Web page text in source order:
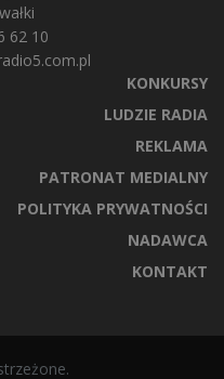
62 10
KONKURSY
LUDZIE RADIA
REKLAMA
PATRONAT MEDIALNY
POLITYKA PRYWATNOŚCI
NADAWCA
KONTAKT